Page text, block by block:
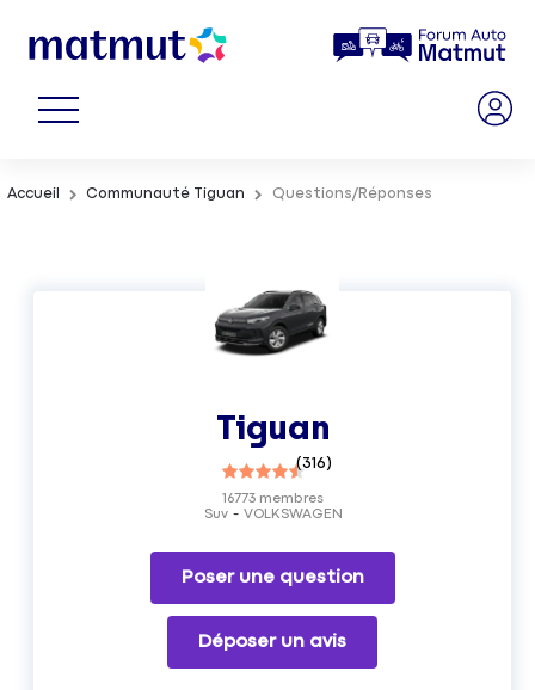
Accueil Communauté Tiguan Questions/Réponses
Tiguan
(316)
Suv VOLKSWAGEN
16773membres
Poser une question
Déposer un avis